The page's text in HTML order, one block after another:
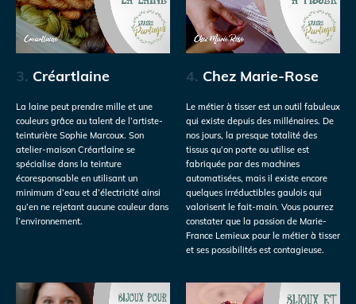
3. Créartlaine
La laine peut prendre mille et une
couleurs grâce au talent de l’artiste-
teinturière Sophie Marcoux. Son
atelier-maison Créartlaine se
spécialise dans la teinture
écoresponsable en utilisant un
minimum d’eau et d’électricité ainsi
qu’en ne rejetant aucune couleur dans
l’environnement.
4. Chez Marie-Rose
Le métier à tisser est un outil fabuleux
qui existe depuis des millénaires. De
nos jours, la presque totalité des
tissus qu’on porte ou utilise est
fabriquée par des machines
automatisées, mais il existe encore
quelques irréductibles gaulois qui
valorisent le fait-main. Vous pourrez
constater que la passion de Marie-
France Lemieux pour le métier à tisser
et ses possibilités est contagieuse.